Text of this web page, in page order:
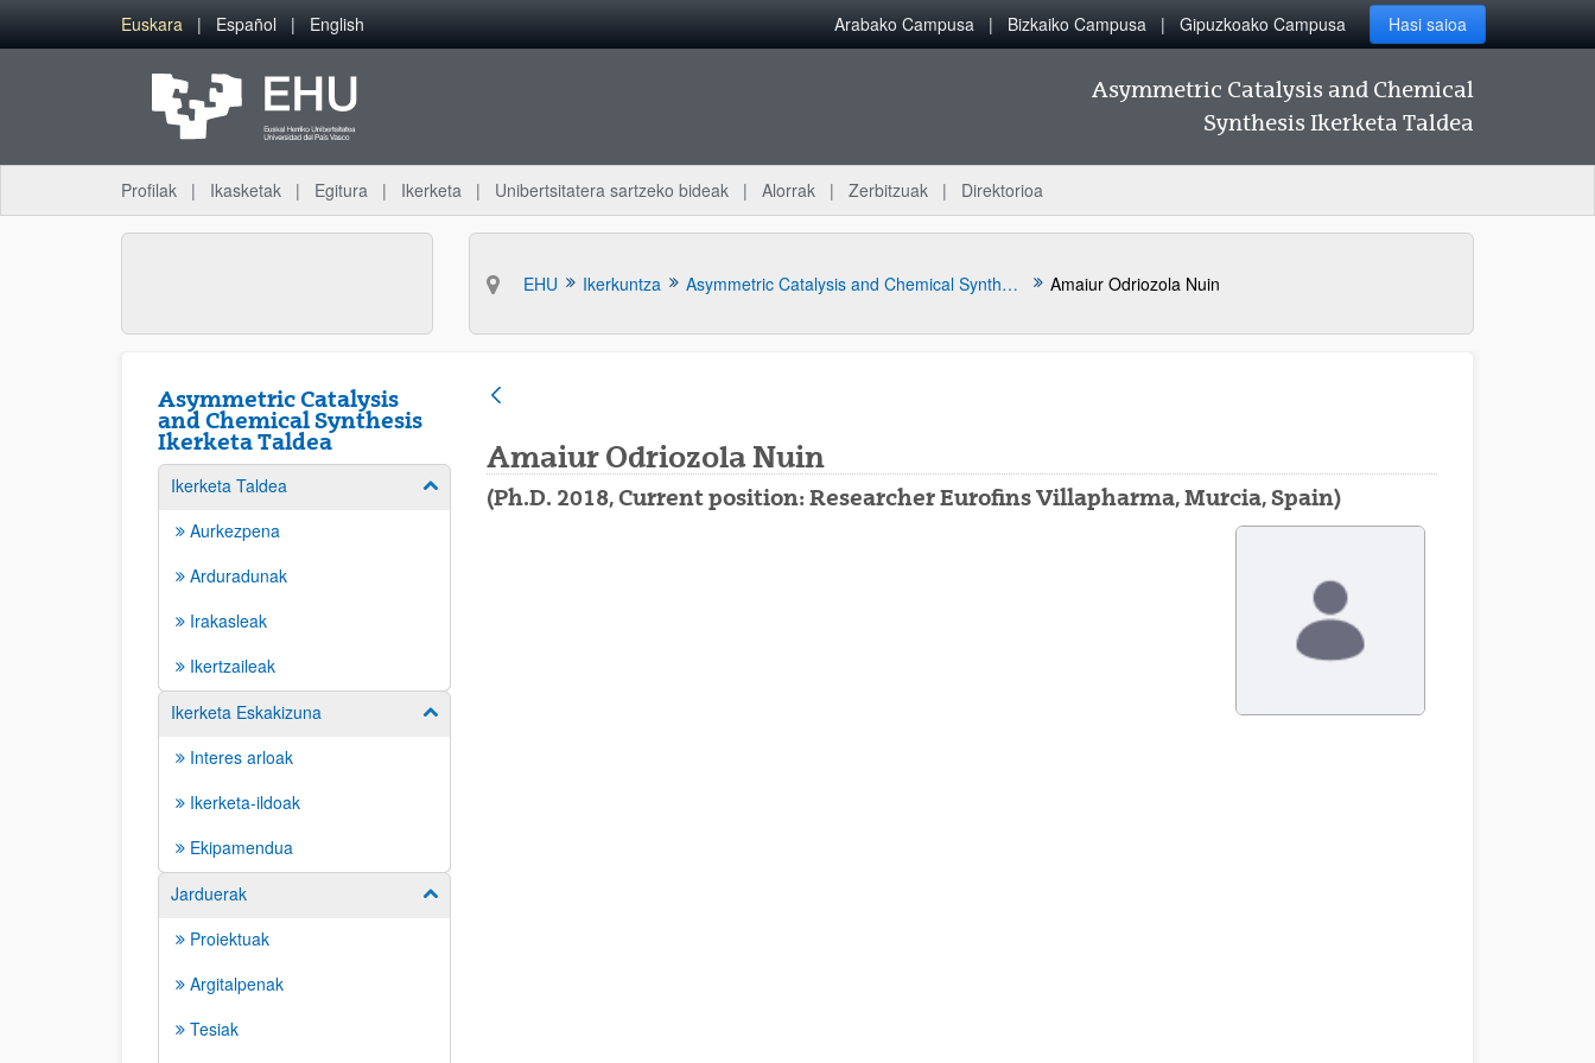
Eduki nagusira joan
Euskara Español English Arabako Campusa Bizkaiko Campusa Gipuzkoako Campusa Hasi saioa
Asymmetric Catalysis and Chemical
Synthesis Ikerketa Taldea
Profilak Ikasketak Egitura Ikerketa Unibertsitatera sartzeko bideak Alorrak Zerbitzuak Direktorioa
EHU Ikerkuntza Asymmetric Catalysis and Chemical Synthesis Ikerketa Taldea Amaiur Odriozola Nuin
Asymmetric Catalysis
and Chemical Synthesis
Ikerketa Taldea
Ikerketa Taldea Erakutsi/izkutatu azpiorriak
Aurkezpena
Arduradunak
Irakasleak
Ikertzaileak
Ikerketa Eskakizuna
Erakutsi/izkutatu azpiorriak
Interes arloak
Ikerketa-ildoak
Ekipamendua
Jarduerak
Erakutsi/izkutatu azpiorriak
Proiektuak
Argitalpenak
Tesiak
Amaiur Odriozola Nuin
(Ph.D. 2018, Current position: Researcher Eurofins Villapharma, Murcia, Spain)